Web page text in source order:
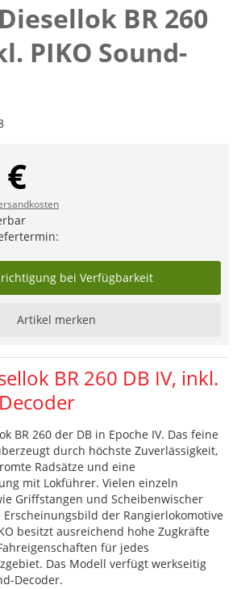
BR 260
PIKO Sound-
bei Verfügbarkeit
Artikel merken
BR 260 DB IV, inkl.
BR 260 der DB in Epoche IV. Das feine
durch höchste Zuverlässigkeit,
Radsätze und eine
mit Lokführer. Vielen einzeln
Griffstangen und Scheibenwischer
der Rangierlokomotive
besitzt ausreichend hohe Zugkräfte
für jedes
Das Modell verfügt werkseitig
Decoder.